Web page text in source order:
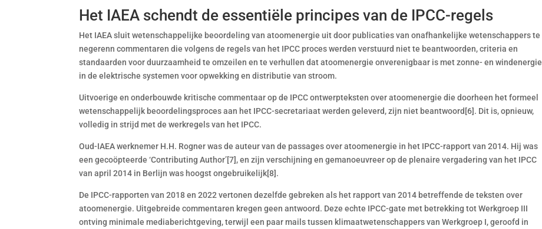
Het IAEA schendt de essentiële principes van de IPCC-regels
Het IAEA sluit wetenschappelijke beoordeling van atoomenergie uit door publicaties van onafhankelijke wetenschappers te
negerenn commentaren die volgens de regels van het IPCC proces werden verstuurd niet te beantwoorden, criteria en
standaarden voor duurzaamheid te omzeilen en te verhullen dat atoomenergie onverenigbaar is met zonne- en windenergie
in de elektrische systemen voor opwekking en distributie van stroom.
Uitvoerige en onderbouwde kritische commentaar op de IPCC ontwerpteksten over atoomenergie die doorheen het formeel
wetenschappelijk beoordelingsproces aan het IPCC-secretariaat werden geleverd, zijn niet beantwoord[6]. Dit is, opnieuw,
volledig in strijd met de werkregels van het IPCC.
Oud-IAEA werknemer H.H. Rogner was de auteur van de passages over atoomenergie in het IPCC-rapport van 2014. Hij was
een gecoöpteerde ‘Contributing Author’[7], en zijn verschijning en gemanoeuvreer op de plenaire vergadering van het IPCC
van april 2014 in Berlijn was hoogst ongebruikelijk[8].
De IPCC-rapporten van 2018 en 2022 vertonen dezelfde gebreken als het rapport van 2014 betreffende de teksten over
atoomenergie. Uitgebreide commentaren kregen geen antwoord. Deze echte IPCC-gate met betrekking tot Werkgroep III
ontving minimale mediaberichtgeving, terwijl een paar mails tussen klimaatwetenschappers van Werkgroep I, geroofd in